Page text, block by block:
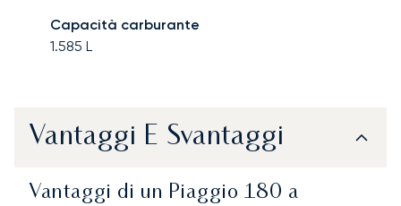
Capacità carburante
1.585 L
Vantaggi E Svantaggi
Vantaggi di un Piaggio 180 a